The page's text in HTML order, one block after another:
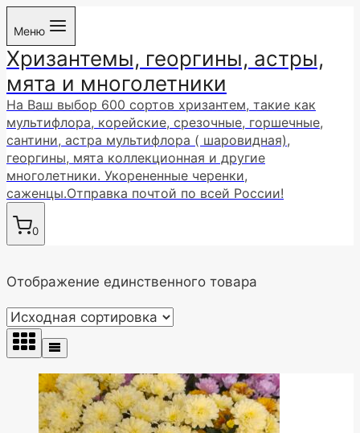
Перейти
содержимому
Меню
Хризантемы, георгины, астры,
мята и многолетники
На Ваш выбор 600 сортов хризантем, такие как
мультифлора, корейские, срезочные, горшечные,
сантини, астра мультифлора ( шаровидная),
георгины, мята коллекционная и другие
многолетники. Укорененные черенки,
саженцы.Отправка почтой по всей России!
0
Отображение единственного товара